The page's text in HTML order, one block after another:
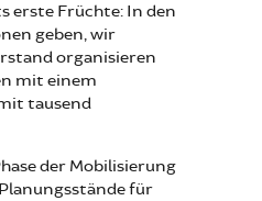
erste Früchte: In den
geben, wir
organisieren
mit einem
tausend
der Mobilisierung
für